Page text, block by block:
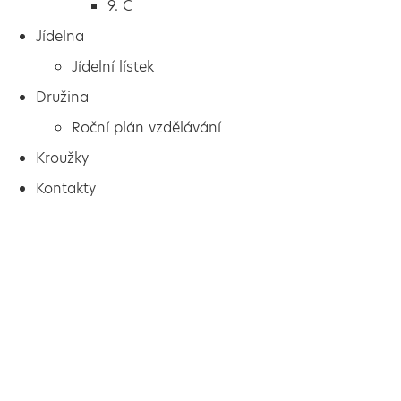
9. C
Jídelna
Jídelní lístek
Družina
Roční plán vzdělávání
Kroužky
Kontakty